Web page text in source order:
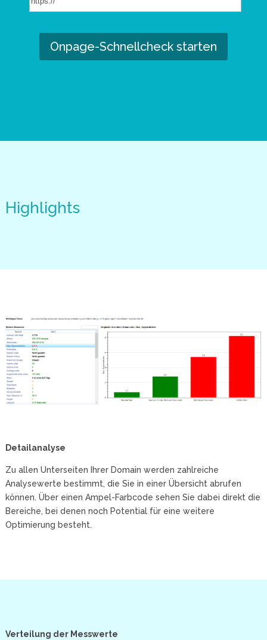
Onpage-Schnellcheck starten
Highlights
Detailanalyse
Zu allen Unterseiten Ihrer Domain werden zahlreiche
Analysewerte bestimmt, die Sie in einer Übersicht abrufen
können. Über einen Ampel-Farbcode sehen Sie dabei direkt die
Bereiche, bei denen noch Potential für eine weitere
Optimierung besteht.
Verteilung der Messwerte